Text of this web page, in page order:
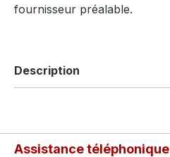
fournisseur préalable.
Description
Assistance téléphonique